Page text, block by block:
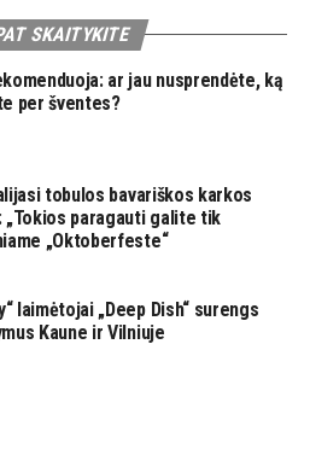
SKAITYKITE
ar jau nusprendėte, ką
per šventes?
tobulos bavariškos karkos
„Tokios paragauti galite tik
„Oktoberfeste“
laimėtojai „Deep Dish“ surengs
Kaune ir Vilniuje